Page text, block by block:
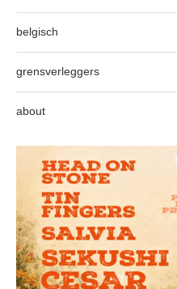
belgisch
grensverleggers
about